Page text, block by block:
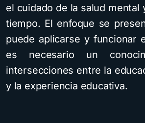
el cuidado de la salud
tiempo. El enfoque se
puede aplicarse y funcionar
es necesario un
intersecciones entre la
y la experiencia educativa.